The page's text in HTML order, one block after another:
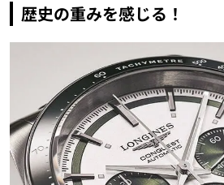
歴史の重みを感じる！